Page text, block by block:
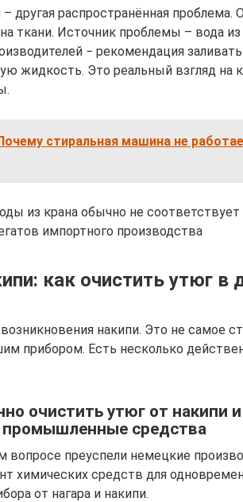
другая распространённая
ткани. Источник проблемы – вода из
− рекомендация
жидкость. Это реальный взгляд на
стиральная машина не
из крана обычно не
импортного производства
как очистить утюг в
накипи. Это не самое
прибором. Есть несколько
очистить утюг от накипи и
промышленные средства
вопросе преуспели немецкие
химических средств для
от нагара и накипи.